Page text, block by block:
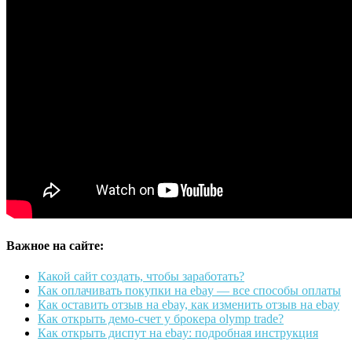
Важное на сайте:
Какой сайт создать, чтобы заработать?
Как оплачивать покупки на ebay — все способы оплаты
Как оставить отзыв на ebay, как изменить отзыв на ebay
Как открыть демо-счет у брокера olymp trade?
Как открыть диспут на ebay: подробная инструкция